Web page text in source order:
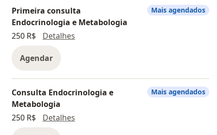
Primeira consulta
Endocrinologia e Metabologia
250 R$
Detalhes
Agendar
Mais agendados
Consulta Endocrinologia e
Metabologia
250 R$
Detalhes
Mais agendados